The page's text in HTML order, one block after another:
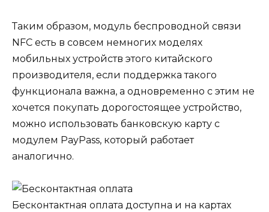
Таким образом, модуль беспроводной связи
NFC есть в совсем немногих моделях
мобильных устройств этого китайского
производителя, если поддержка такого
функционала важна, а одновременно с этим не
хочется покупать дорогостоящее устройство,
можно использовать банковскую карту с
модулем PayPass, который работает
аналогично.
Бесконтактная оплата доступна и на картах